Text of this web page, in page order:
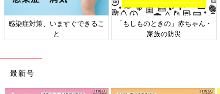
感染症対策、いますぐできるこ
と
「もしものときの」赤ちゃん・
家族の防災
最新号